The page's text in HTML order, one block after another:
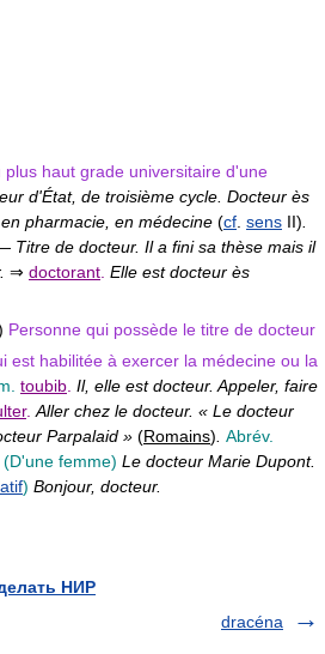
plus haut grade universitaire d'une
d'État, de troisième cycle. Docteur ès
pharmacie, en médecine (cf sens II)
Titre de docteur. Il a fini sa thèse mais il
⇒ doctorant Elle est docteur ès
Personne qui possède le titre de docteur
est habilitée à exercer la médecine ou la
toubib. Il, elle est docteur. Appeler, faire
.Aller chez le docteur. « Le docteur
Parpalaid » (Romains). Abrév.
(D'une femme) Le docteur Marie Dupont.
) Bonjour, docteur.
НИР
dracéna